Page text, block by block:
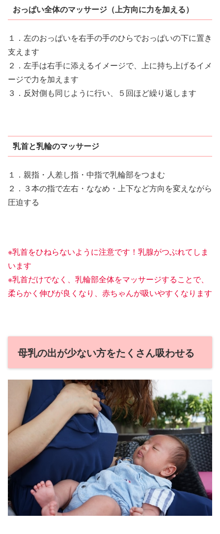
おっぱい全体のマッサージ（上方向に力を加える）
１．左のおっぱいを右手の手のひらでおっぱいの下に置き
支えます
２．左手は右手に添えるイメージで、上に持ち上げるイメ
ージで力を加えます
３．反対側も同じように行い、５回ほど繰り返します
乳首と乳輪のマッサージ
１．親指・人差し指・中指で乳輪部をつまむ
２．３本の指で左右・ななめ・上下など方向を変えながら
圧迫する
※乳首をひねらないように注意です！乳腺がつぶれてしま
います
※乳首だけでなく、乳輪部全体をマッサージすることで、
柔らかく伸びが良くなり、赤ちゃんが吸いやすくなります
母乳の出が少ない方をたくさん吸わせる